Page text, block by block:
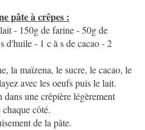
pâte à crêpes :
- 150g de farine - 50g de
d'huile - 1 c à s de cacao - 2
la maïzena, le sucre, le cacao, le
avec les oeufs puis le lait.
une crêpière légèrement
côté.
de la pâte.